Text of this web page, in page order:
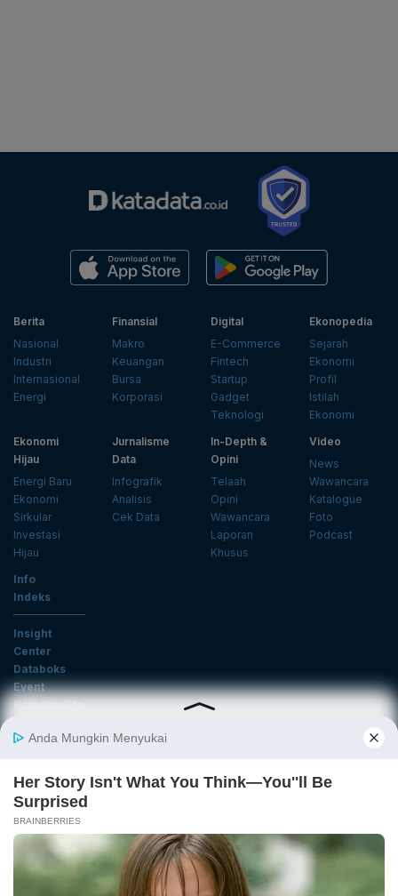
Berita
Nasional
Industri
Internasional
Energi
Finansial
Makro
Keuangan
Bursa
Korporasi
Digital
E-Commerce
Fintech
Startup
Gadget
Teknologi
Ekonopedia
Sejarah
Ekonomi
Profil
Istilah
Ekonomi
Ekonomi
Hijau
Energi Baru
Ekonomi
Sirkular
Investasi
Hijau
Jurnalisme
Data
Infografik
Analisis
Cek Data
In-Depth &
Opini
Telaah
Opini
Wawancara
Laporan
Khusus
Video
News
Wawancara
Katalogue
Foto
Podcast
Info
Indeks
Insight
Center
Databoks
Event
KatadataOto
Email